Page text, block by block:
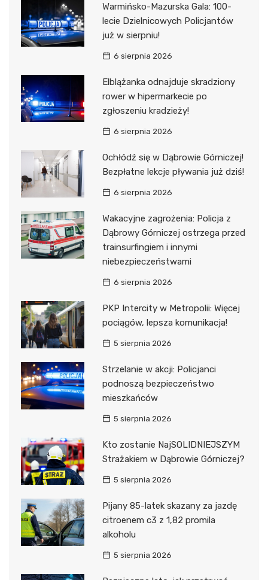
Warmińsko-Mazurska Gala: 100-
lecie Dzielnicowych Policjantów
już w sierpniu!
6 sierpnia 2026
Elblążanka odnajduje skradziony
rower w hipermarkecie po
zgłoszeniu kradzieży!
6 sierpnia 2026
Ochłódź się w Dąbrowie Górniczej!
Bezpłatne lekcje pływania już dziś!
6 sierpnia 2026
Wakacyjne zagrożenia: Policja z
Dąbrowy Górniczej ostrzega przed
trainsurfingiem i innymi
niebezpieczeństwami
6 sierpnia 2026
PKP Intercity w Metropolii: Więcej
pociągów, lepsza komunikacja!
5 sierpnia 2026
Strzelanie w akcji: Policjanci
podnoszą bezpieczeństwo
mieszkańców
5 sierpnia 2026
Kto zostanie NajSOLIDNIEJSZYM
Strażakiem w Dąbrowie Górniczej?
5 sierpnia 2026
Pijany 85-latek skazany za jazdę
citroenem c3 z 1,82 promila
alkoholu
5 sierpnia 2026